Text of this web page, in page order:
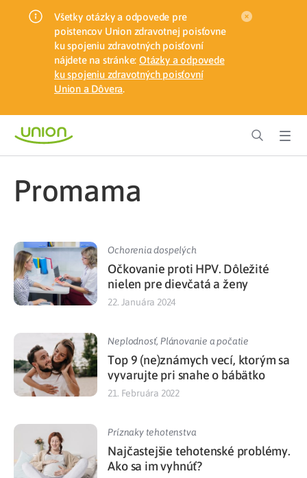
Všetky otázky a odpovede pre
poistencov Union zdravotnej poisťovne
ku spojeniu zdravotných poisťovní
nájdete na stránke: Otázky a odpovede
ku spojeniu zdravotných poisťovní
Union a Dôvera.
promama
Ochorenia dospelých
Očkovanie proti HPV. Dôležité
nielen pre dievčatá a ženy
22. Januára 2024
Neplodnosť, Plánovanie a počatie
Top 9 (ne)známych vecí, ktorým sa
vyvarujte pri snahe o bábätko
21. Februára 2022
Príznaky tehotenstva
Najčastejšie tehotenské problémy.
Ako sa im vyhnúť?